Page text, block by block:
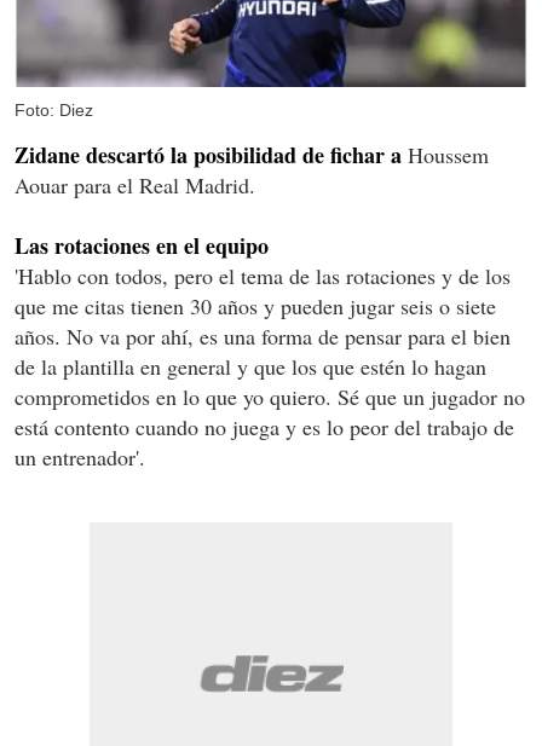
Foto: Diez
Zidane descartó la posibilidad de fichar a Houssem
Aouar para el Real Madrid.
Las rotaciones en el equipo
'Hablo con todos, pero el tema de las rotaciones y de los
que me citas tienen 30 años y pueden jugar seis o siete
años. No va por ahí, es una forma de pensar para el bien
de la plantilla en general y que los que estén lo hagan
comprometidos en lo que yo quiero. Sé que un jugador no
está contento cuando no juega y es lo peor del trabajo de
un entrenador'.